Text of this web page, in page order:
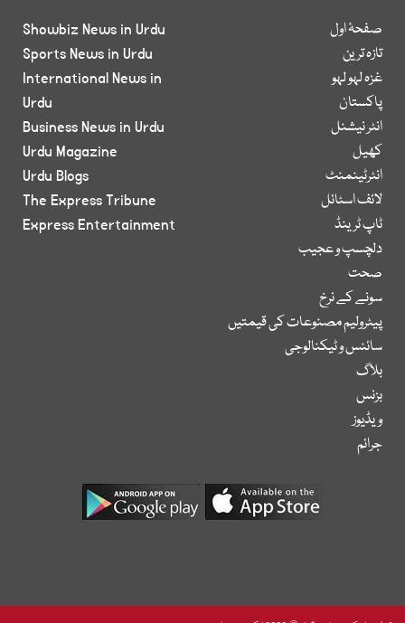
صفحۂ اول
تازہ ترین
غزہ لہو لہو
پاکستان
انٹر نیشنل
کھیل
انٹرٹینمنٹ
لائف اسٹائل
ٹاپ ٹرینڈ
دلچسپ و عجیب
صحت
سونے کے نرخ
پیٹرولیم مصنوعات کی قیمتیں
سائنس و ٹیکنالوجی
بلاگ
بزنس
ویڈیوز
جرائم
Showbiz News in Urdu
Sports News in Urdu
International News in
Urdu
Business News in Urdu
Urdu Magazine
Urdu Blogs
The Express Tribune
Express Entertainment